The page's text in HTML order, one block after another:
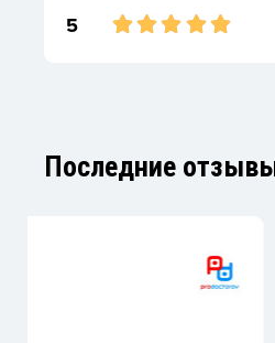
5
Последние
Внимательное и